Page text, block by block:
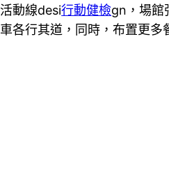
動線desi行動健檢gn，場館
各行其道，同時，布置更多